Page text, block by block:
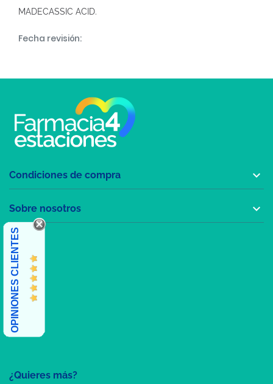
MADECASSIC ACID.
Fecha revisión:
¿Quieres más?
Condiciones de compra 
Sobre nosotros 
OPINIONES CLIENTES